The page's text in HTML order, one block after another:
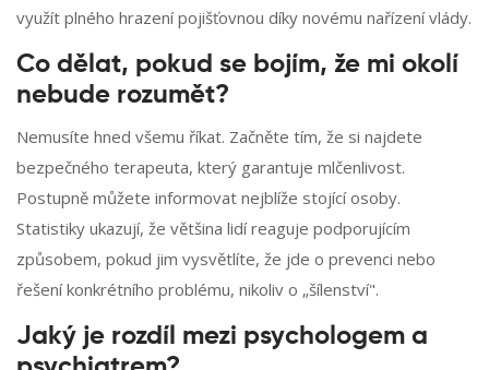
využít plného hrazení pojišťovnou díky novému nařízení vlády.
Co dělat, pokud se bojím, že mi okolí
nebude rozumět?
Nemusíte hned všemu říkat. Začněte tím, že si najdete
bezpečného terapeuta, který garantuje mlčenlivost.
Postupně můžete informovat nejblíže stojící osoby.
Statistiky ukazují, že většina lidí reaguje podporujícím
způsobem, pokud jim vysvětlíte, že jde o prevenci nebo
řešení konkrétního problému, nikoliv o „šílenství".
Jaký je rozdíl mezi psychologem a